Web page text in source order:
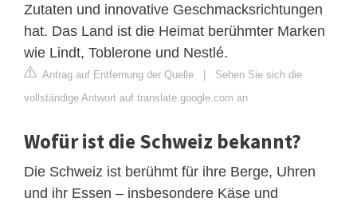
Zutaten und innovative Geschmacksrichtungen
hat. Das Land ist die Heimat berühmter Marken
wie Lindt, Toblerone und Nestlé.
Antrag auf Entfernung der Quelle | Sehen Sie sich die
vollständige Antwort auf translate.google.com an
Wofür ist die Schweiz bekannt?
Die Schweiz ist berühmt für ihre Berge, Uhren
und ihr Essen – insbesondere Käse und